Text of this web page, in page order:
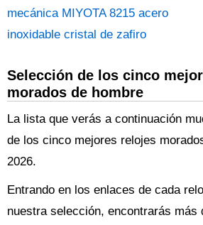
mecánica MIYOTA 8215 acero
inoxidable cristal de zafiro
Selección de los cinco
morados de hombre
La lista que verás a continuación
de los cinco mejores relojes
2026.
Entrando en los enlaces de cada
nuestra selección, encontrarás más